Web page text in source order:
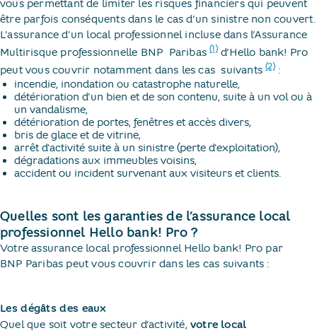
vous permettant de limiter les risques financiers qui peuvent
être parfois conséquents dans le cas d’un sinistre non couvert.
L'assurance d'un local professionnel incluse dans l’Assurance
Multirisque professionnelle BNP ​ Paribas​(1)d’Hello bank! Pro
peut vous couvrir notamment dans les cas ​suivants​(2):
incendie, inondation ou catastrophe naturelle,
détérioration d'un bien et de son contenu, suite à un vol ou à
un vandalisme,
détérioration de portes, fenêtres et accès divers,
bris de glace et de vitrine,
arrêt d'activité suite à un sinistre (perte d'exploitation),
dégradations aux immeubles voisins,
accident ou incident survenant aux visiteurs et clients.
Quelles sont les garanties de l’assurance local
professionnel Hello bank! Pro ?
Votre assurance local professionnel Hello bank! Pro par
BNP Paribas peut vous couvrir dans les cas suivants :
Les dégâts des eaux
Quel que soit votre secteur d’activité, votre local